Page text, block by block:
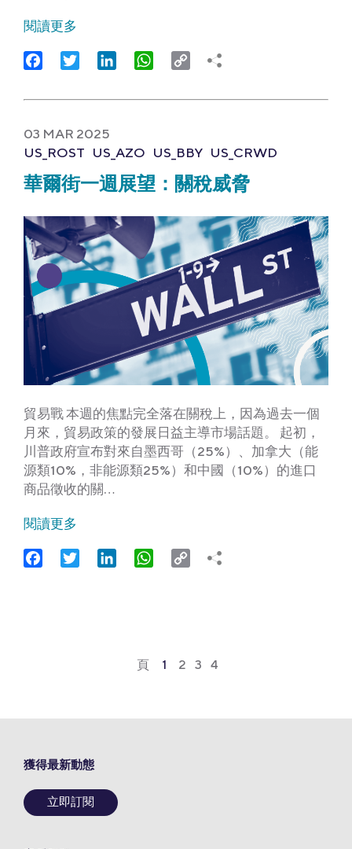
閱讀更多
FacebookTwitter LinkedIn WhatsApp
Copy
03 MAR 2025
US_ROST US_AZO US_BBY US_CRWD
華爾街一週展望：關稅威脅
貿易戰 本週的焦點完全落在關稅上，因為過去一個
月來，貿易政策的發展日益主導市場話題。 起初，
川普政府宣布對來自墨西哥（25%）、加拿大（能
源類10%，非能源類25%）和中國（10%）的進口
商品徵收的關…
閱讀更多
FacebookTwitter LinkedIn WhatsApp
Copy
頁 1 2 3 4
獲得最新動態
立即訂閱